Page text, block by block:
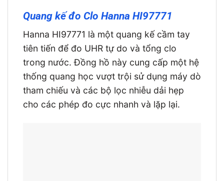
Quang kế đo Clo Hanna HI97771
Hanna HI97771 là một quang kế cầm tay
tiên tiến để đo UHR tự do và tổng clo
trong nước. Đồng hồ này cung cấp một hệ
thống quang học vượt trội sử dụng máy dò
tham chiếu và các bộ lọc nhiễu dải hẹp
cho các phép đo cực nhanh và lặp lại.